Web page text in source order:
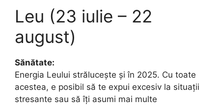
Leu (23 iulie – 22
august)
Sănătate:
Energia Leului strălucește și în 2025. Cu toate
acestea, e posibil să te expui excesiv la situații
stresante sau să îți asumi mai multe